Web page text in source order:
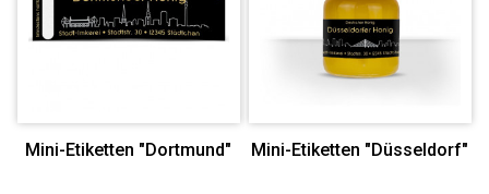
Mini-Etiketten "Dortmund" Mini-Etiketten "Düsseldorf"